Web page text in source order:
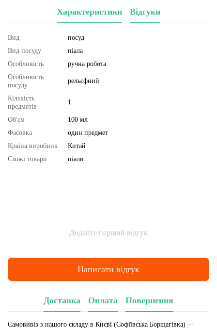
Характеристики Відгуки
Вид
посуд
Вид посуду
піала
Особливість
ручна робота
Особливість
посуду
рельєфний
Кількість
предметів
1
Об'єм
100 мл
Фасовка
один предмет
Країна виробник
Китай
Схожі товари
піали
Додайте перший відгук
Написати відгук
Доставка Оплата Повернення
Самовивіз з нашого складу в Києві (Софіївська Борщагівка) —